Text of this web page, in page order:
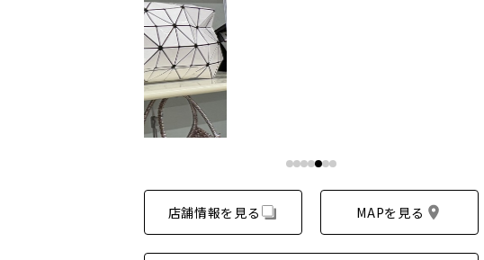
店舗情報を見る MAPを見る